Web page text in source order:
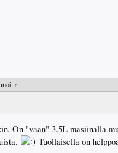
↑
On "vaan" 3.5L masiinalla
Tuollaisella on